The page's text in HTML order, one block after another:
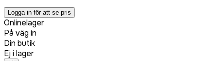
Logga in för att se pris
Onlinelager
På väg in
Din butik
Ej i lager